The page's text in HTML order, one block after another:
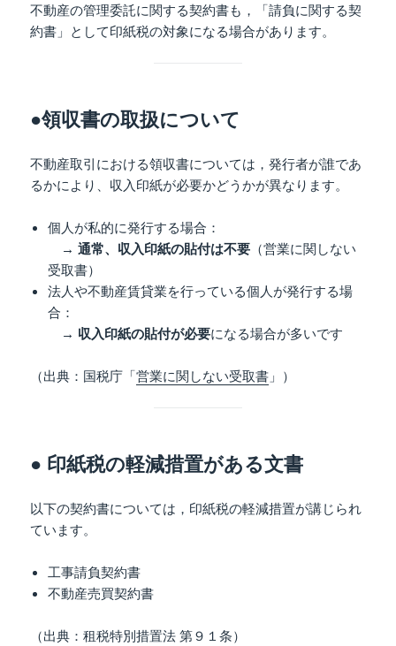
不動産の管理委託に関する契約書も，「請負に関する契
約書」として印紙税の対象になる場合があります。
●領収書の取扱について
不動産取引における領収書については，発行者が誰であ
るかにより、収入印紙が必要かどうかが異なります。
個人が私的に発行する場合：
→通常、収入印紙の貼付は不要 （営業に関しない
受取書）
法人や不動産賃貸業を行っている個人が発行する場
合：
→ 収入印紙の貼付が必要になる場合が多いです
（出典：国税庁「営業に関しない受取書 」）
● 印紙税の軽減措置がある文書
以下の契約書については，印紙税の軽減措置が講じられ
ています。
工事請負契約書
不動産売買契約書
（出典：租税特別措置法 第９１条）